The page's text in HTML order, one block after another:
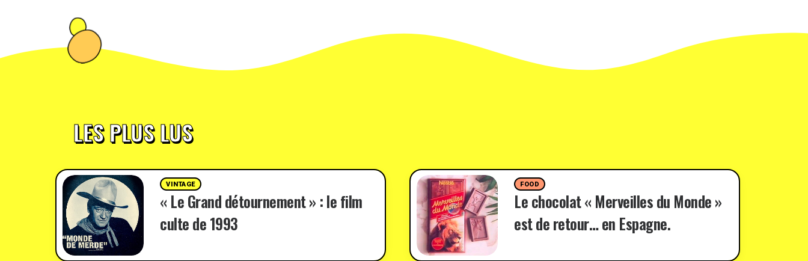
LES PLUS LUS
VINTAGE
« Le Grand détournement » : le film
culte de 1993
FOOD
Le chocolat « Merveilles du Monde »
est de retour… en Espagne.